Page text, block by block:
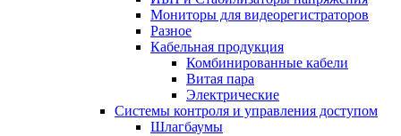
Мониторы для видеорегистраторов
Разное
Кабельная продукция
Комбинированные кабели
Витая пара
Электрические
Системы контроля и управления доступом
Шлагбаумы